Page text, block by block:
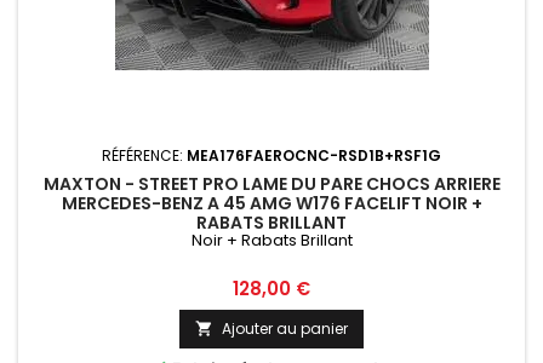
RÉFÉRENCE: MEA176FAEROCNC-RSD1B+RSF1G
MAXTON - STREET PRO LAME DU PARE CHOCS ARRIERE
MERCEDES-BENZ A 45 AMG W176 FACELIFT NOIR +
RABATS BRILLANT
Noir + Rabats Brillant
Prix
128,00 €
 Ajouter au panier